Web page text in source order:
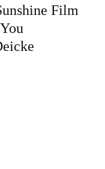
Film